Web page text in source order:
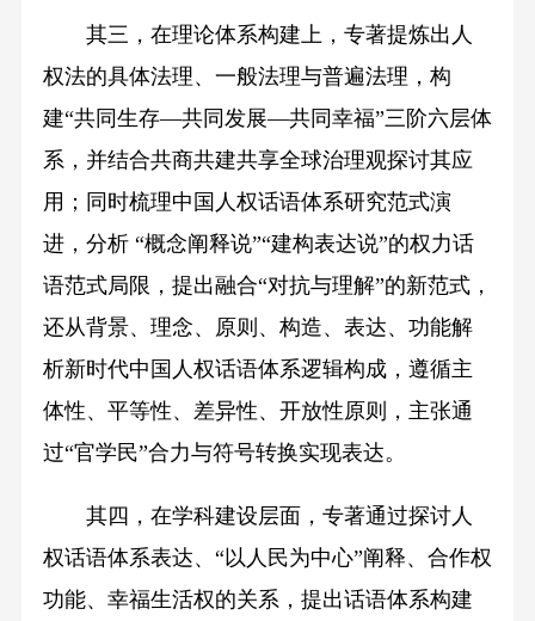
其三，在理论体系构建上，专著提炼出人
权法的具体法理、一般法理与普遍法理，构
建“共同生存—共同发展—共同幸福”三阶六层体
系，并结合共商共建共享全球治理观探讨其应
用；同时梳理中国人权话语体系研究范式演
进，分析 “概念阐释说”“建构表达说”的权力话
语范式局限，提出融合“对抗与理解”的新范式，
还从背景、理念、原则、构造、表达、功能解
析新时代中国人权话语体系逻辑构成，遵循主
体性、平等性、差异性、开放性原则，主张通
过“官学民”合力与符号转换实现表达。
其四，在学科建设层面，专著通过探讨人
权话语体系表达、“以人民为中心”阐释、合作权
功能、幸福生活权的关系，提出话语体系构建